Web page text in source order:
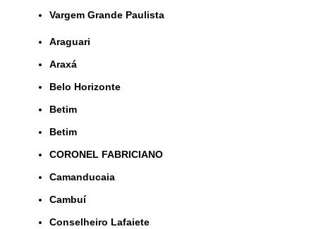
Vargem Grande Paulista
Araguari
Araxá
Belo Horizonte
Betim
Betim
CORONEL FABRICIANO
Camanducaia
Cambuí
Conselheiro Lafaiete